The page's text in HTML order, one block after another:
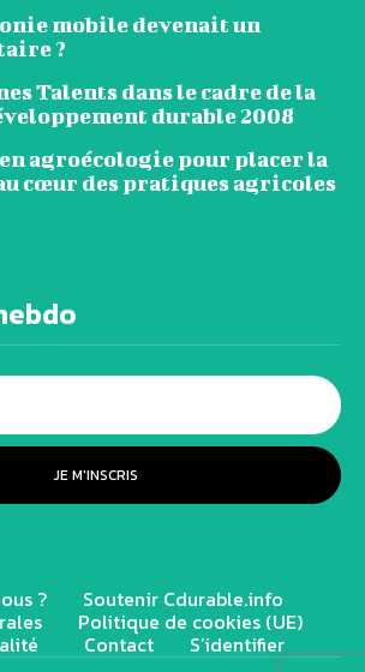
mobile devenait un
?
Talents dans le cadre de la
durable 2008
agroécologie pour placer la
cœur des pratiques agricoles
JE M'INSCRIS
? Soutenir Cdurable.info
Politique de cookies (UE)
Contact S’identifier